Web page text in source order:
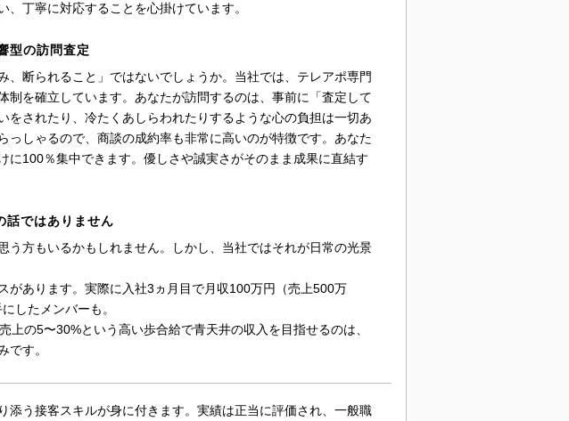
丁寧に対応することを心掛けています。
型の訪問査定
断られること」ではないでしょうか。当社では、テレアポ専門
を確立しています。あなたが訪問するのは、事前に「査定して
されたり、冷たくあしらわれたりするような心の負担は一切あ
っしゃるので、商談の成約率も非常に高いのが特徴です。あなた
に100％集中できます。優しさや誠実さがそのまま成果に直結す
話ではありません
う方もいるかもしれません。しかし、当社ではそれが日常の光景
があります。実際に入社3ヵ月目で月収100万円（売上500万
したメンバーも。
の5〜30%という高い歩合給で青天井の収入を目指せるのは、
です。
添う接客スキルが身に付きます。実績は正当に評価され、一般職